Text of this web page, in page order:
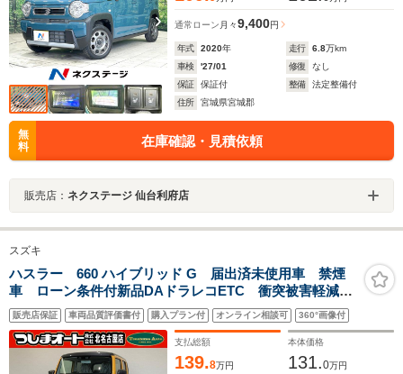
通常ローン 月々9,400円
年式 2020年 走行 6.8万km
車検
'27/01 修復
なし
保証
保証付 整備
法定整備付
住所
宮城県宮城郡
無
料
在庫確認・見積依頼
販売店： ネクステージ 仙台利府店
スズキ
ハスラー 660 ハイブリッド G 届出済未使用車 禁煙
車 ローン条件付新品DAドラレコETC 衝突被害軽減ブ
レーキ 障害物センサー スマートキー LEDヘッドラ
イト フルフラット 15インチデザインホイール アダ
プティブクルコン CVT
販売店保証 車両品質評価書付 購入プラン付 オンライン相談可 360°画像付
支払総額
139.8万円
本体価格
131.0万円